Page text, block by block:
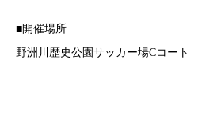
■開催場所
野洲川歴史公園サッカー場Cコート